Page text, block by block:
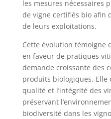
les mesures nécessaires
de vigne certifiés bio afin
de leurs exploitations.
Cette évolution témoigne
en faveur de pratiques
demande croissante des
produits biologiques.
qualité et l’intégrité des
préservant
biodiversité dans les